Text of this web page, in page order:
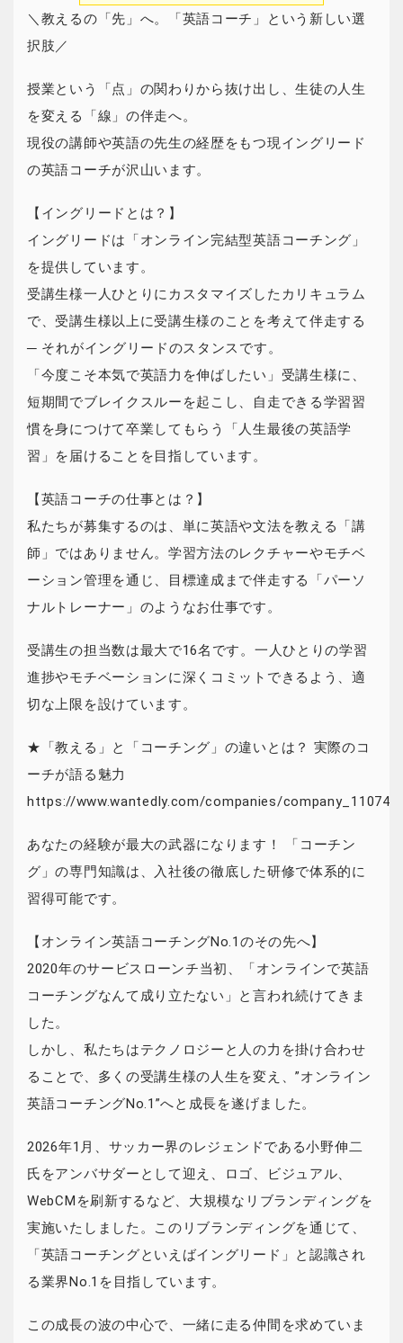
＼教えるの「先」へ。「英語コーチ」という新しい選
択肢／
授業という「点」の関わりから抜け出し、生徒の人生
を変える「線」の伴走へ。
現役の講師や英語の先生の経歴をもつ現イングリード
の英語コーチが沢山います。
【イングリードとは？】
イングリードは「オンライン完結型英語コーチング」
を提供しています。
受講生様一人ひとりにカスタマイズしたカリキュラム
で、受講生様以上に受講生様のことを考えて伴走する
─ それがイングリードのスタンスです。
「今度こそ本気で英語力を伸ばしたい」受講生様に、
短期間でブレイクスルーを起こし、自走できる学習習
慣を身につけて卒業してもらう「人生最後の英語学
習」を届けることを目指しています。
【英語コーチの仕事とは？】
私たちが募集するのは、単に英語や文法を教える「講
師」ではありません。学習方法のレクチャーやモチベ
ーション管理を通じ、目標達成まで伴走する「パーソ
ナルトレーナー」のようなお仕事です。
受講生の担当数は最大で16名です。一人ひとりの学習
進捗やモチベーションに深くコミットできるよう、適
切な上限を設けています。
★「教える」と「コーチング」の違いとは？ 実際のコ
ーチが語る魅力
https://www.wantedly.com/companies/
あなたの経験が最大の武器になります！ 「コーチン
グ」の専門知識は、入社後の徹底した研修で体系的に
習得可能です。
【オンライン英語コーチングNo.1のその先へ】
2020年のサービスローンチ当初、「オンラインで英語
コーチングなんて成り立たない」と言われ続けてきま
した。
しかし、私たちはテクノロジーと人の力を掛け合わせ
ることで、多くの受講生様の人生を変え、”オンライン
英語コーチングNo.1”へと成長を遂げました。
2026年1月、サッカー界のレジェンドである小野伸二
氏をアンバサダーとして迎え、ロゴ、ビジュアル、
WebCMを刷新するなど、大規模なリブランディングを
実施いたしました。このリブランディングを通じて、
「英語コーチングといえばイングリード」と認識され
る業界No.1を目指しています。
この成長の波の中心で、一緒に走る仲間を求めていま